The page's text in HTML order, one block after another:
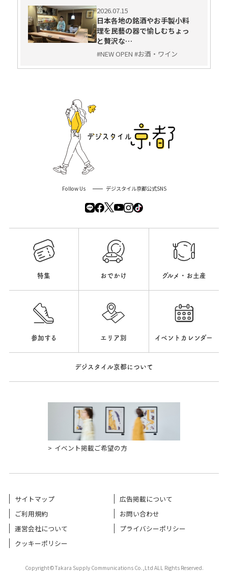
2026.07.15
日本各地の銘酒やお手製小料
理を民藝の器で愉しむちょっ
と贅沢な…
#NEW OPEN #お酒・ワイン
Follow Us デジスタイル京都公式SNS
特集 おでかけ グルメ・お土産
参加する エリア別 イベントカレンダー
デジスタイル京都について
イベント掲載ご希望の方
サイトマップ
広告掲載について
ご利用規約
お問い合わせ
運営会社について
プライバシーポリシー
クッキーポリシー
Copyright©Takara Supply Communications Co.,Ltd ALL Rights Reserved.